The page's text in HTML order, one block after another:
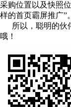
采购位置以及快照
样的首页霸屏推广”。
所以，聪明的伙
哦！